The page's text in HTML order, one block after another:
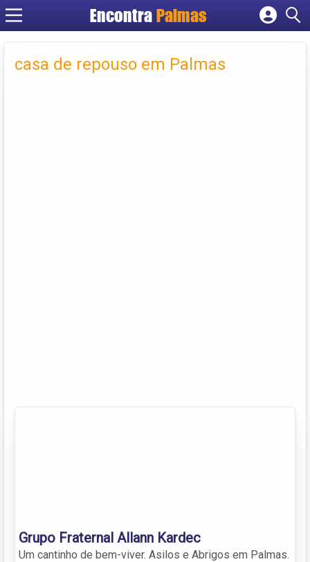
Encontra Palmas
Cadastrar empresa
Criar conta
casa de repouso em Palmas
Grupo Fraternal Allann Kardec
Um cantinho de bem-viver. Asilos e Abrigos em Palmas.